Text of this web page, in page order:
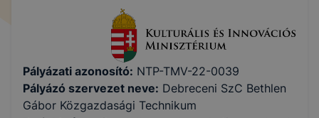
Pályázati azonosító: NTP-TMV-22-0039
Pályázó szervezet neve: Debreceni SzC Bethlen
Gábor Közgazdasági Technikum